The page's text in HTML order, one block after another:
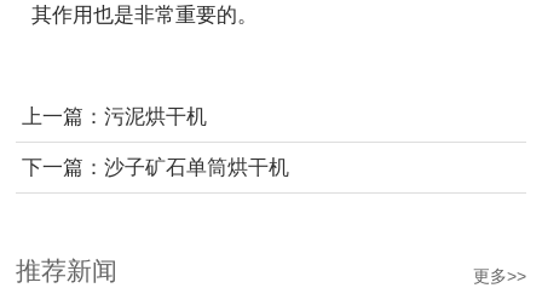
其作用也是非常重要的。
上一篇： 污泥烘干机
下一篇： 沙子矿石单筒烘干机
更多>>
推荐新闻